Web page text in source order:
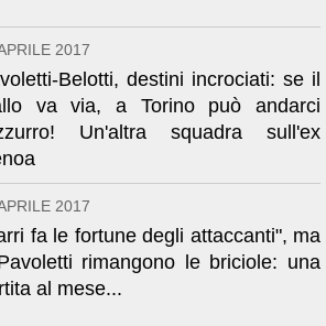
2017
Belotti, destini incrociati: se il
va via, a Torino può andarci
Un'altra squadra sull'ex
2017
fa le fortune degli attaccanti", ma
rimangono le briciole: una
al mese...